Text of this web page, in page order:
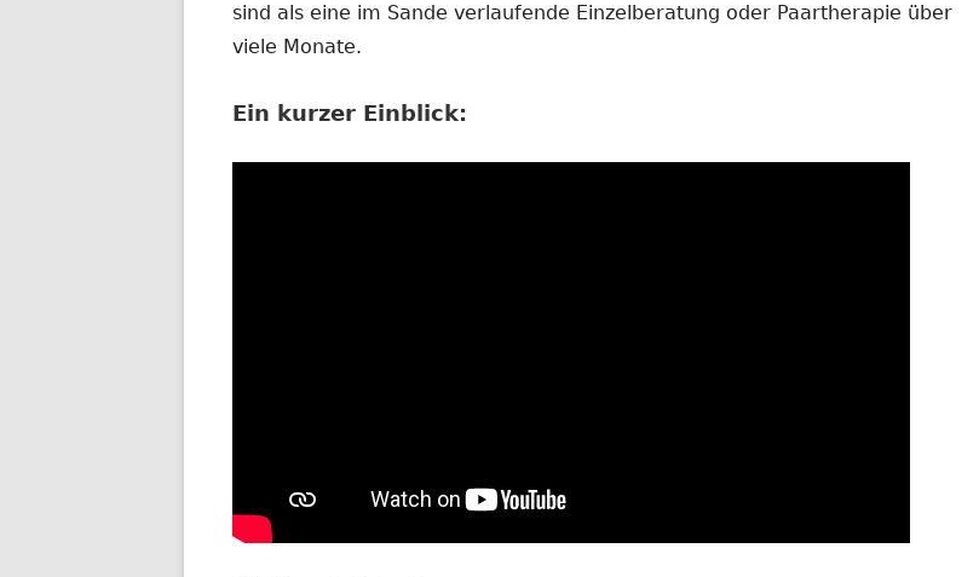
sind als eine im Sande verlaufende Einzelberatung oder Paartherapie über
viele Monate.
Ein kurzer Einblick: